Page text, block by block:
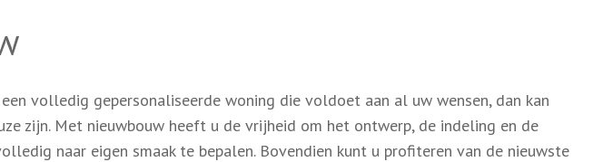
volledig gepersonaliseerde woning die voldoet aan al uw wensen, dan kan
zijn. Met nieuwbouw heeft u de vrijheid om het ontwerp, de indeling en de
naar eigen smaak te bepalen. Bovendien kunt u profiteren van de nieuwste